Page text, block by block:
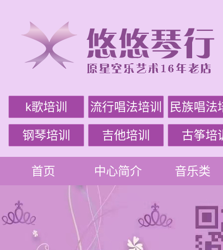
k歌培训 流行唱法培训 民族唱法
钢琴培训 吉他培训 古筝培
首页 中心简介 音乐类